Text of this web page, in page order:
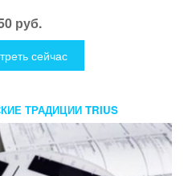
руб.
сейчас
ТРАДИЦИИ TRIUS